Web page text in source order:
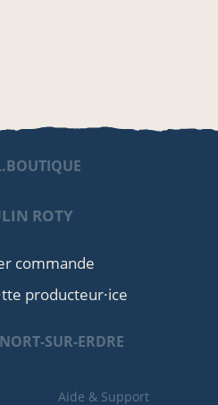
ROTY
commande
producteur·ice
SUR-ERDRE
Aide & Support